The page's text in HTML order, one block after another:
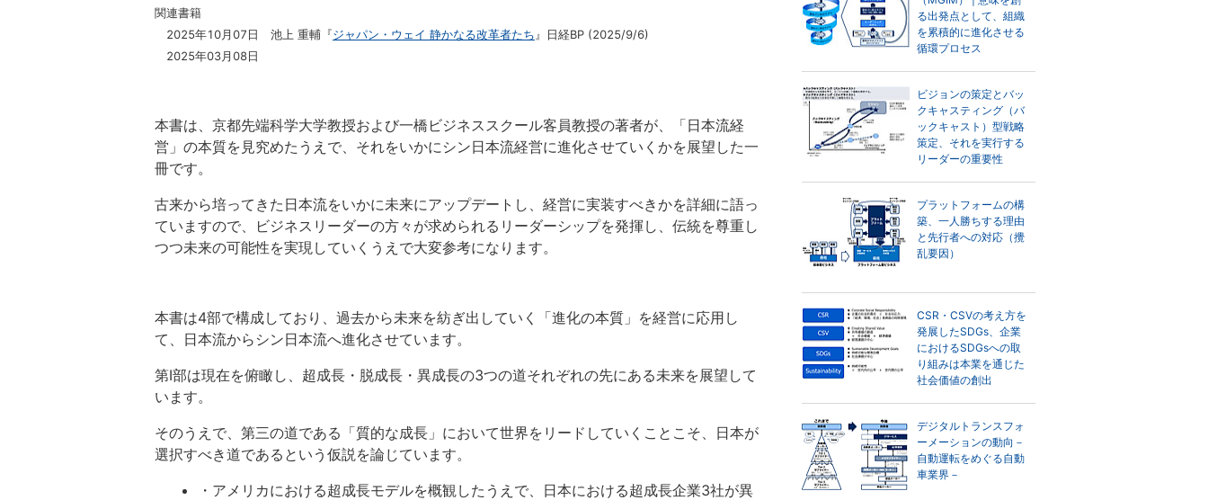
関連書籍
2025年10月07日 池上 重輔『ジャパン・ウェイ 静かなる改革者たち』日経BP (2025/9/6)
2025年03月08日
本書は、京都先端科学大学教授および一橋ビジネススクール客員教授の著者が、「日本流経
営」の本質を見究めたうえで、それをいかにシン日本流経営に進化させていくかを展望した一
冊です。
古来から培ってきた日本流をいかに未来にアップデートし、経営に実装すべきかを詳細に語っ
ていますので、ビジネスリーダーの方々が求められるリーダーシップを発揮し、伝統を尊重し
つつ未来の可能性を実現していくうえで大変参考になります。
本書は4部で構成しており、過去から未来を紡ぎ出していく「進化の本質」を経営に応用し
て、日本流からシン日本流へ進化させています。
第Ⅰ部は現在を俯瞰し、超成長・脱成長・異成長の3つの道それぞれの先にある未来を展望して
います。
そのうえで、第三の道である「質的な成長」において世界をリードしていくことこそ、日本が
選択すべき道であるという仮説を論じています。
・アメリカにおける超成長モデルを概観したうえで、日本における超成長企業3社が異
る出発点として、組織
を累積的に進化させる
循環プロセス
ビジョンの策定とバッ
クキャスティング（バ
ックキャスト）型戦略
策定、それを実行する
リーダーの重要性
プラットフォームの構
築、一人勝ちする理由
と先行者への対応（攪
乱要因）
CSR・CSVの考え方を
発展したSDGs、企業
におけるSDGsへの取
り組みは本業を通じた
社会価値の創出
デジタルトランスフォ
ーメーションの動向－
自動運転をめぐる自動
車業界－